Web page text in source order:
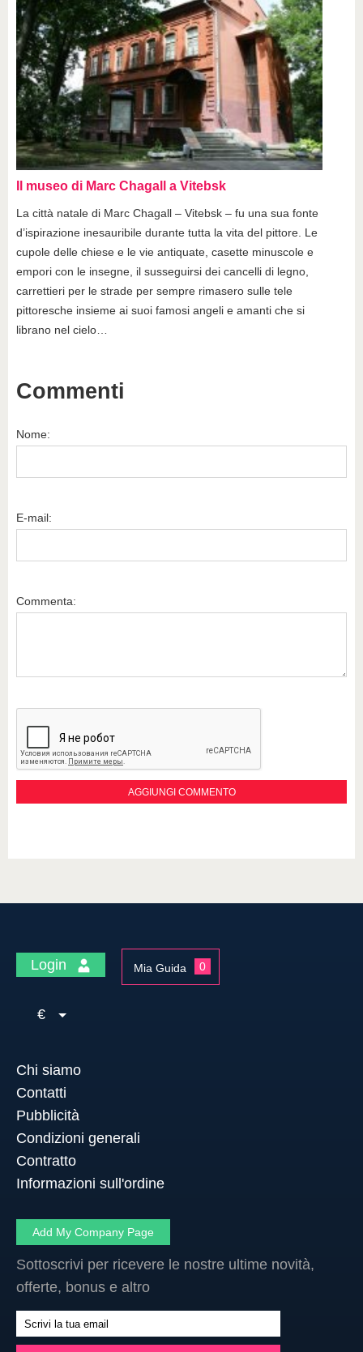
Il museo di Marc Chagall a Vitebsk
La città natale di Marc Chagall – Vitebsk – fu una sua fonte
d’ispirazione inesauribile durante tutta la vita del pittore. Le
cupole delle chiese e le vie antiquate, casette minuscole e
empori con le insegne, il susseguirsi dei cancelli di legno,
carrettieri per le strade per sempre rimasero sulle tele
pittoresche insieme ai suoi famosi angeli e amanti che si
librano nel cielo…
Commenti
Nome:
E-mail:
Commenta:
Login Mia Guida 0
€
Chi siamo
Contatti
Pubblicità
Condizioni generali
Contratto
Informazioni sull'ordine
Add My Company Page
Sottoscrivi per ricevere le nostre ultime novità,
offerte, bonus e altro